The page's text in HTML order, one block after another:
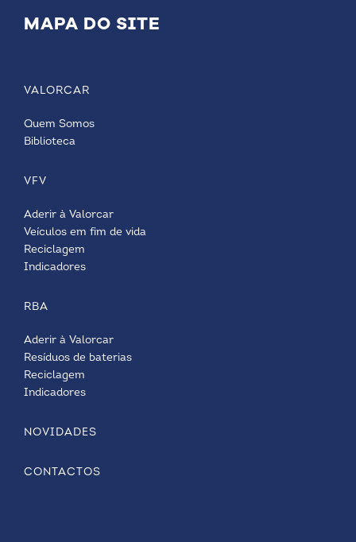
MAPA DO SITE
VALORCAR
Quem Somos
Biblioteca
VFV
Aderir à Valorcar
Veículos em fim de vida
Reciclagem
Indicadores
RBA
Aderir à Valorcar
Resíduos de baterias
Reciclagem
Indicadores
NOVIDADES
CONTACTOS